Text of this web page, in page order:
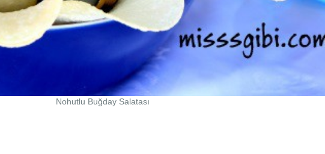
Nohutlu Buğday Salatası